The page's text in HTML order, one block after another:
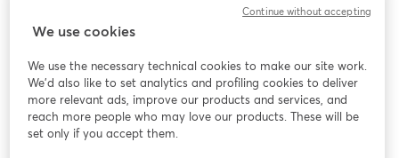
Salosny nos acompañarán en esta jornada para hablar sobre la
experiencia de hacer las prácticas en SQM Yodo y resolverán
todas las dudas que tengan al respecto.
¡Los esperamos! ✨
🗓️ Jueves 29 de mayo
We use cookies
We use the necessary technical cookies to make our site work.
We'd also like to set analytics and profiling cookies to deliver
more relevant ads, improve our products and services, and
reach more people who may love our products. These will be
set only if you accept them.
Continue without accepting